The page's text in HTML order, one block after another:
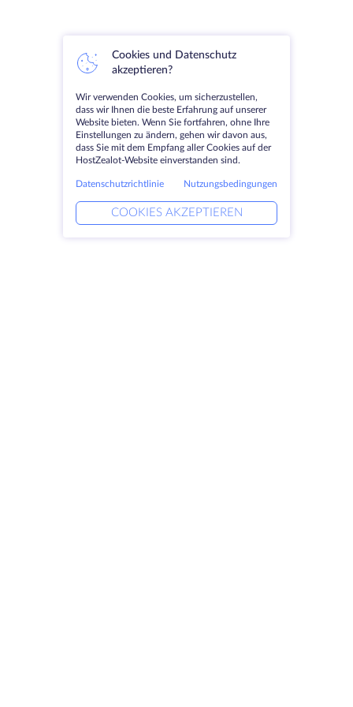
Cookies und Datenschutz
akzeptieren?
Wir verwenden Cookies, um sicherzustellen,
dass wir Ihnen die beste Erfahrung auf unserer
Website bieten. Wenn Sie fortfahren, ohne Ihre
Einstellungen zu ändern, gehen wir davon aus,
dass Sie mit dem Empfang aller Cookies auf der
HostZealot-Website einverstanden sind.
Datenschutzrichtlinie Nutzungsbedingungen
COOKIES AKZEPTIEREN